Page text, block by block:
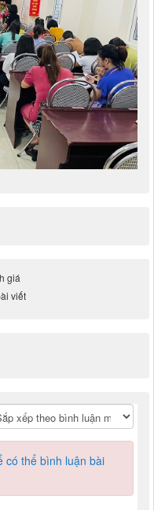
giá
viết
có thể bình luận bài